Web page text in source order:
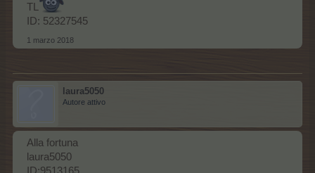
TL
ID: 52327545
1 marzo 2018
laura5050
Autore attivo
Alla fortuna
laura5050